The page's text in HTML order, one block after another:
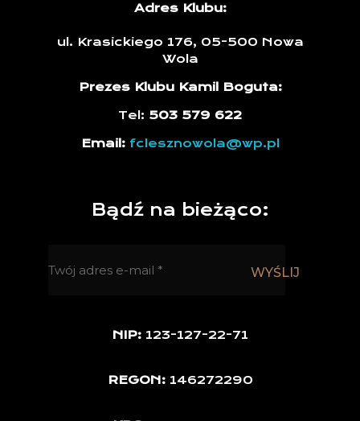
Adres Klubu:
ul. Krasickiego 176, 05-500 Nowa
Wola
Prezes Klubu Kamil Boguta:
Tel: 503 579 622
Email: fclesznowola@wp.pl
Bądź na bieżąco:
NIP:123-127-22-71
REGON:146272290